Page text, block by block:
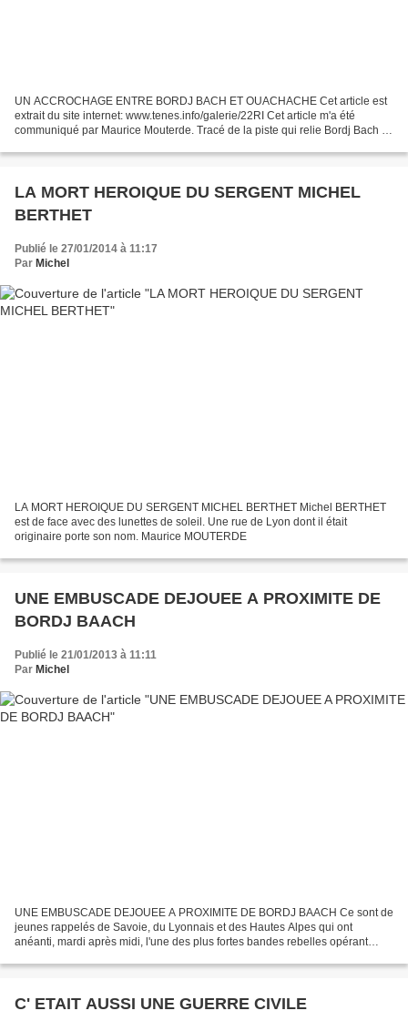
UN ACCROCHAGE ENTRE BORDJ BACH ET OUACHACHE Cet article est
extrait du site internet: www.tenes.info/galerie/22RI Cet article m'a été
communiqué par Maurice Mouterde. Tracé de la piste qui relie Bordj Bach à
LA MORT HEROIQUE DU SERGENT MICHEL
BERTHET
Publié le 27/01/2014 à 11:17
Par Michel
LA MORT HEROIQUE DU SERGENT MICHEL BERTHET Michel BERTHET
est de face avec des lunettes de soleil. Une rue de Lyon dont il était
originaire porte son nom. Maurice MOUTERDE
UNE EMBUSCADE DEJOUEE A PROXIMITE DE
BORDJ BAACH
Publié le 21/01/2013 à 11:11
Par Michel
UNE EMBUSCADE DEJOUEE A PROXIMITE DE BORDJ BAACH Ce sont de
jeunes rappelés de Savoie, du Lyonnais et des Hautes Alpes qui ont
anéanti, mardi après midi, l'une des plus fortes bandes rebelles opérant
C' ETAIT AUSSI UNE GUERRE CIVILE